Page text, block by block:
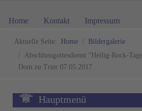
Home Kontakt Impressum
Aktuelle Seite: Home
Bildergalerie
Abschlussgottesdienst "Heilig-Rock-
Dom zu Trier 07.05.2017
Hauptmenü